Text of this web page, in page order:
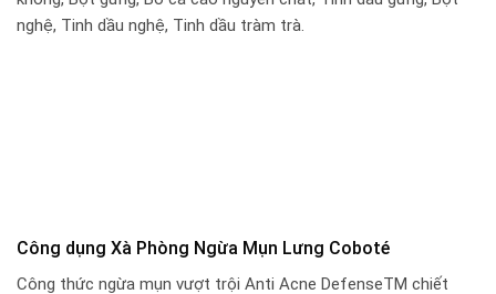
nghệ, Tinh dầu nghệ, Tinh dầu tràm trà.
Công dụng Xà Phòng Ngừa Mụn Lưng Coboté
Công thức ngừa mụn vượt trội Anti Acne DefenseTM chiết